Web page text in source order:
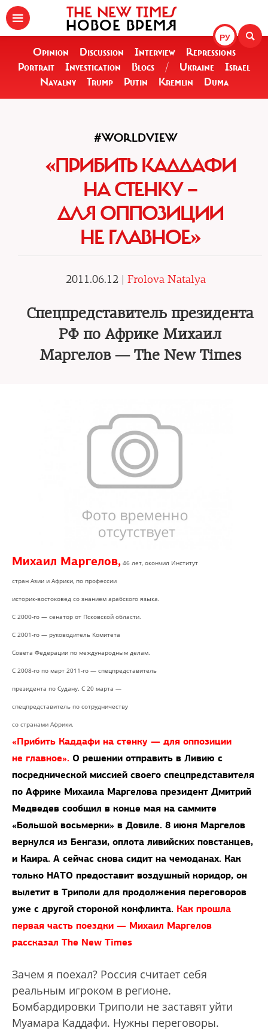
РУ
THE NEW TIMES
НОВОЕ ВРЕМЯ
Opinion Discussion Interview
Repressions
Portrait
Investigation Blogs / Ukraine
Israel
Navalny
Trump Putin Kremlin Duma
#WORLDVIEW
«ПРИБИТЬ КАДДАФИ
НА СТЕНКУ —
ДЛЯ ОППОЗИЦИИ
НЕ ГЛАВНОЕ»
2011.06.12 | Frolova Natalya
Спецпредставитель президента
РФ по Африке Михаил
Маргелов — The New Times
Михаил Маргелов, 46 лет, окончил Институт
стран Азии и Африки, по профессии
историк-востоковед со знанием арабского языка.
С 2000-го — сенатор от Псковской области.
С 2001-го — руководитель Комитета
Совета Федерации по международным делам.
С 2008-го по март 2011-го — спецпредставитель
президента по Судану. С 20 марта —
спецпредставитель по сотрудничеству
со странами Африки.
«Прибить Каддафи на стенку — для оппозиции
не главное». О решении отправить в Ливию с
посреднической миссией своего спецпредставителя
по Африке Михаила Маргелова президент Дмитрий
Медведев сообщил в конце мая на саммите
«Большой восьмерки» в Довиле. 8 июня Маргелов
вернулся из Бенгази, оплота ливийских повстанцев,
и Каира. А сейчас снова сидит на чемоданах. Как
только НАТО предоставит воздушный коридор, он
вылетит в Триполи для продолжения переговоров
уже с другой стороной конфликта. Как прошла
первая часть поездки — Михаил Маргелов
рассказал The New Times
Зачем я поехал? Россия считает себя
реальным игроком в регионе.
Бомбардировки Триполи не заставят уйти
Муамара Каддафи. Нужны переговоры.